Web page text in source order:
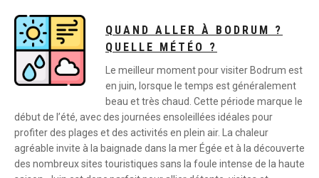
QUAND ALLER À BODRUM ?
QUELLE MÉTÉO ?
Le meilleur moment pour visiter Bodrum est
en juin, lorsque le temps est généralement
beau et très chaud. Cette période marque le
début de l’été, avec des journées ensoleillées idéales pour
profiter des plages et des activités en plein air. La chaleur
agréable invite à la baignade dans la mer Égée et à la découverte
des nombreux sites touristiques sans la foule intense de la haute